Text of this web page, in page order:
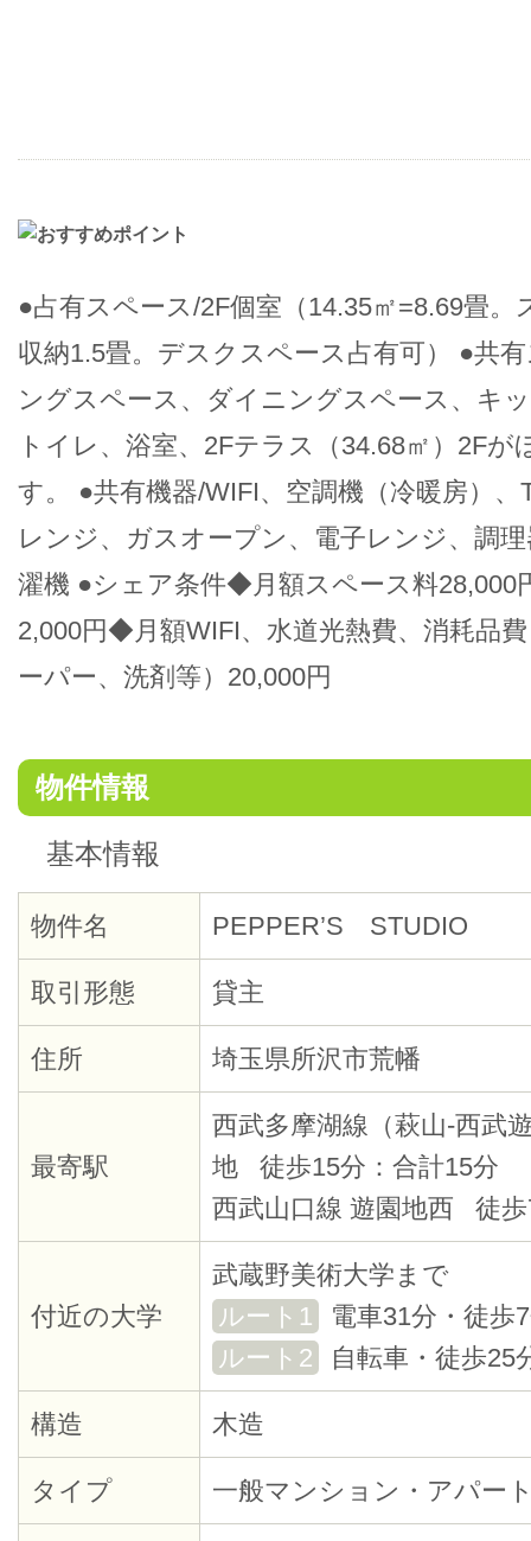
●占有スペース/2F個室（14.35㎡=8.69畳。
収納1.5畳。デスクスペース占有可） ●共
ングスペース、ダイニングスペース、キ
トイレ、浴室、2Fテラス（34.68㎡）2F
す。 ●共有機器/WIFI、空調機（冷暖房）
レンジ、ガスオープン、電子レンジ、調
濯機 ●シェア条件◆月額スペース料28,000
2,000円◆月額WIFI、水道光熱費、消耗品
ーパー、洗剤等）20,000円
物件情報
基本情報
物件名 PEPPER’S STUDIO
取引形態 貸主
住所 埼玉県所沢市荒幡
最寄駅
西武多摩湖線（萩山-西武
地 徒歩15分：合計15分
西武山口線 遊園地西 徒
付近の大学
武蔵野美術大学まで
ルート1
電車31分・徒歩
ルート2
自転車・徒歩25
構造 木造
タイプ 一般マンション・アパー